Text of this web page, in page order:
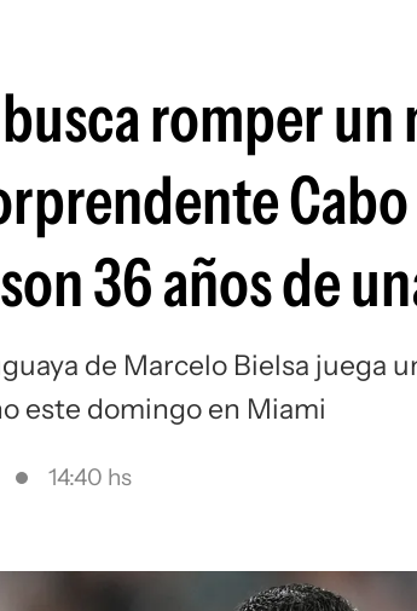
romper un
36 años de
de Marcelo Bielsa juega
este domingo en Miami
14:40 hs